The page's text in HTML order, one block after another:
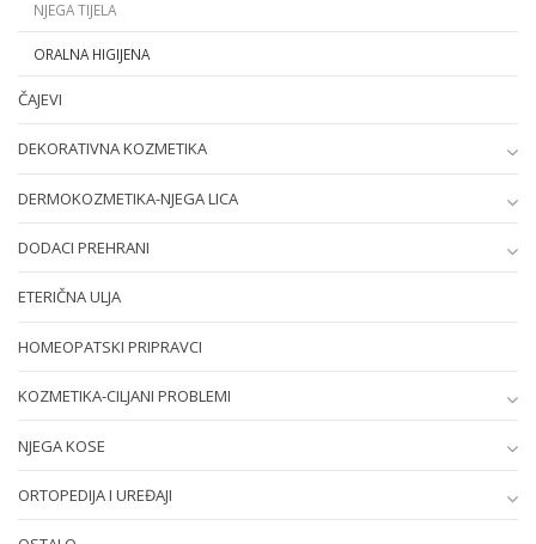
NJEGA TIJELA
ORALNA HIGIJENA
ČAJEVI
DEKORATIVNA KOZMETIKA
DERMOKOZMETIKA-NJEGA LICA
DODACI PREHRANI
ETERIČNA ULJA
HOMEOPATSKI PRIPRAVCI
KOZMETIKA-CILJANI PROBLEMI
NJEGA KOSE
ORTOPEDIJA I UREĐAJI